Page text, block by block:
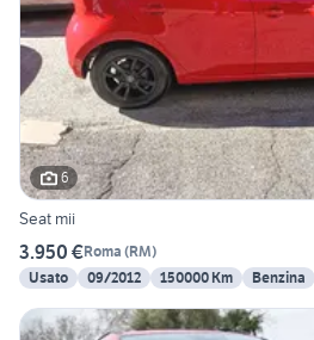
6
Seat mii
3.950 €Roma (RM)
Usato
09/2012 150000 Km Benzina